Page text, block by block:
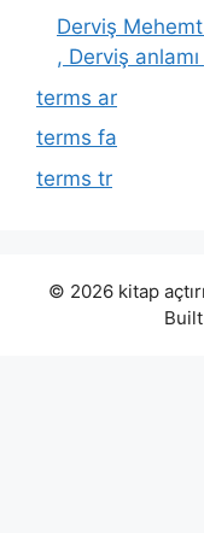
Derviş
, Derviş
terms ar
terms fa
terms tr
© 2026 kitap